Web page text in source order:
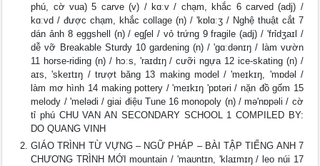
phú, cờ vua) 5 carve (v) / kɑːv / chạm, khắc 6 carved (adj) /
kɑːvd / được chạm, khắc collage (n) / 'kɒlɑːʒ / Nghệ thuật cắt 7
dán ảnh 8 eggshell (n) / eɡʃel / vỏ trứng 9 fragile (adj) / 'frỉdʒaɪl /
dễ vỡ Breakable Sturdy 10 gardening (n) / 'ɡɑːdənɪŋ / làm vườn
11 horse-riding (n) / hɔːs, 'raɪdɪŋ / cưỡi ngựa 12 ice-skating (n) /
aɪs, 'skeɪtɪŋ / trượt băng 13 making model / 'meɪkɪŋ, 'mɒdəl /
làm mơ hình 14 making pottery / 'meɪkɪŋ 'pɒtəri / nặn đồ gốm 15
melody / 'melədi / giai điệu Tune 16 monopoly (n) / mə'nɒpəli / cờ
tỉ phú CHU VAN AN SECONDARY SCHOOL 1 COMPILED BY:
DO QUANG VINH
GIÁO TRÌNH TỪ VỰNG – NGỮ PHÁP – BÀI TẬP TIẾNG ANH 7
CHƯƠNG TRÌNH MỚI mountain / 'maʊntɪn, 'klaɪmɪŋ / leo núi 17